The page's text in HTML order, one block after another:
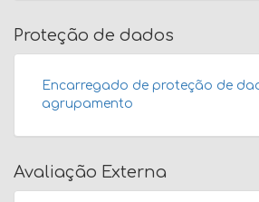
Proteção de dados
Encarregado de proteção de
agrupamento
Avaliação Externa